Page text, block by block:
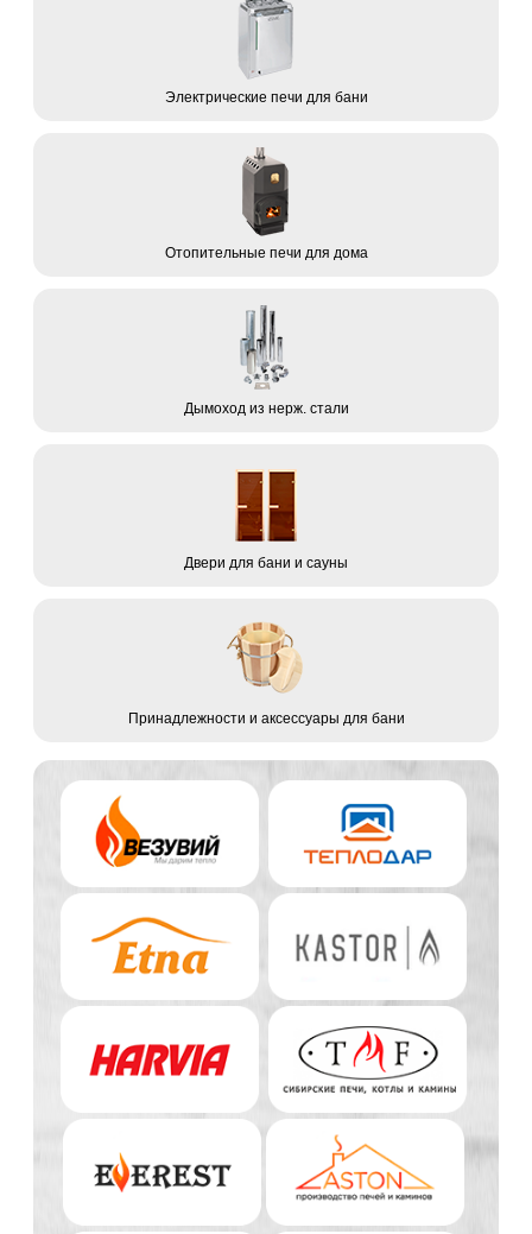
Электрические печи для бани
Отопительные печи для дома
Дымоход из нерж. стали
Двери для бани и сауны
Принадлежности и аксессуары для бани